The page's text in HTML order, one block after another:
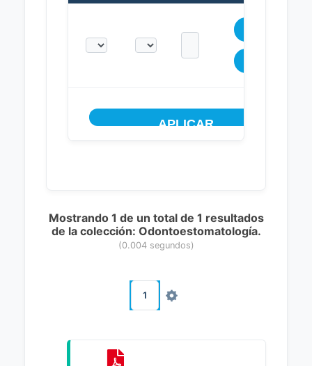
Mostrando 1 de un total de 1 resultados
de la colección: Odontoestomatología.
(0.004 segundos)
1